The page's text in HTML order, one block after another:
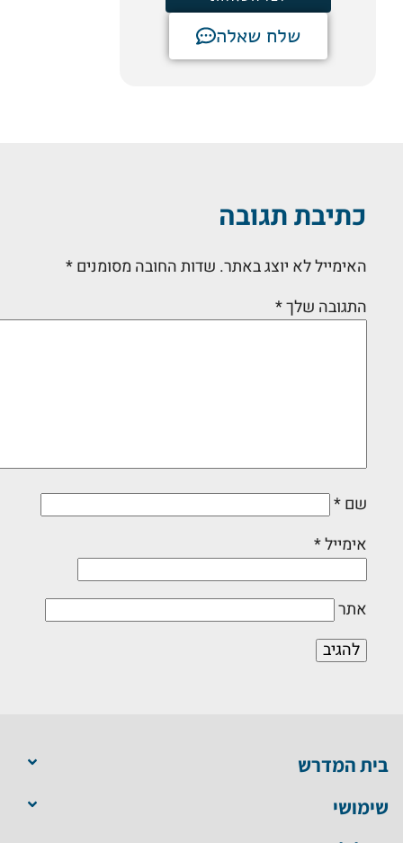
שלח שאלה
כתיבת תגובה
האימייל לא יוצג באתר. שדות החובה מסומנים*
התגובה שלך*
שם*
אימייל*
אתר
בית המדרש
שימושי